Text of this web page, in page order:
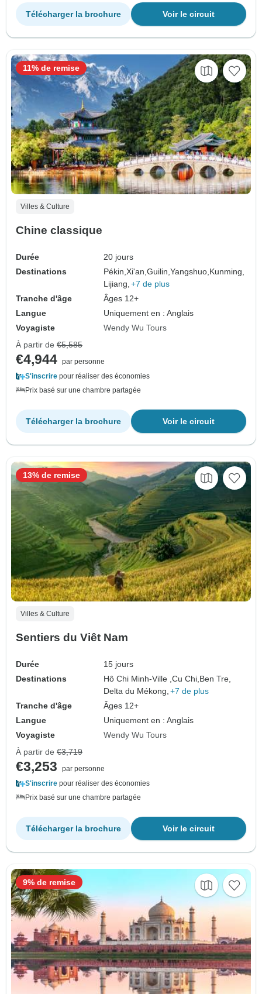
Voir le circuit
Télécharger la brochure
Villes & Culture
Chine classique
Durée
20 jours
Destinations
Pékin,Xi'an,Guilin,Yangshuo, Kunming,
Lijiang, +7 de plus
Tranche d'âge
Âges 12+
Langue
Uniquement en : Anglais
Voyagiste
Wendy Wu Tours
11% de remise
À partir de €5,585
€4,944 par personne
S'inscrire pour réaliser des économies
Prix basé sur une chambre partagée
Voir le circuit
Télécharger la brochure
Villes & Culture
Sentiers du Viêt Nam
Durée
15 jours
Destinations
Hô Chi Minh-Ville ,Cu Chi, Ben Tre,
Delta du Mékong, +7 de plus
Tranche d'âge
Âges 12+
Langue
Uniquement en : Anglais
Voyagiste
Wendy Wu Tours
13% de remise
À partir de €3,719
€3,253
par personne
S'inscrire pour réaliser des économies
Prix basé sur une chambre partagée
Voir le circuit
Télécharger la brochure
9% de remise